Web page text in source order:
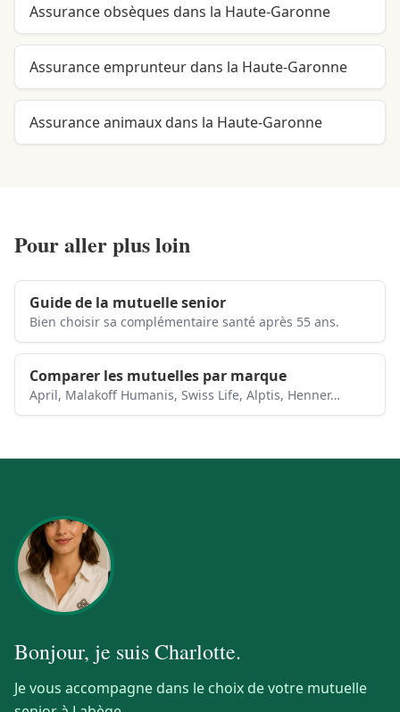
Assurance obsèques dans la Haute-Garonne
Assurance emprunteur dans la Haute-Garonne
Assurance animaux dans la Haute-Garonne
Pour aller plus loin
Guide de la mutuelle senior
Bien choisir sa complémentaire santé après 55 ans.
Comparer les mutuelles par marque
April, Malakoff Humanis, Swiss Life, Alptis, Henner…
Bonjour, je suisCharlotte.
Je vous accompagne dans le choix de votre mutuelle